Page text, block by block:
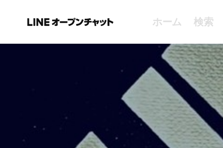
ホーム 検索